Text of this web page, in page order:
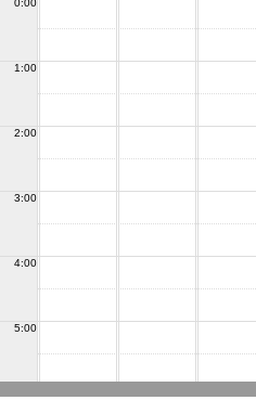
0:00
1:00
2:00
3:00
4:00
5:00